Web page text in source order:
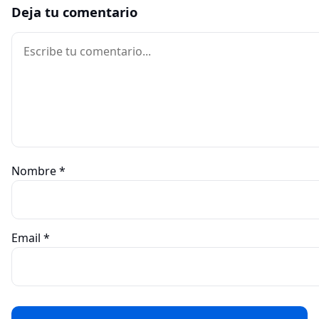
Deja tu comentario
Comentario
Nombre*
Email *